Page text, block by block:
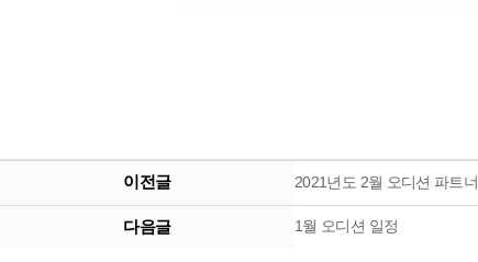
이전글 2021년도 2월 오디션 파트너
다음글 1월 오디션 일정